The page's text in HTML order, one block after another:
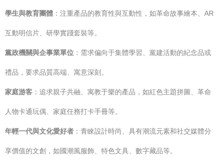
學生與教育團體 ：注重產品的教育性與互動性，如革命故事繪本、AR
互動明信片、研學實踐套裝等。
黨政機關與企事業單位 ：需求偏向于集體學習、黨建活動的紀念品或
禮品，要求品質高端、寓意深刻。
家庭游客 ：追求親子共融、寓教于樂的產品，如紅色主題拼圖、革命
人物卡通玩偶、家庭任務打卡手冊等。
年輕一代與文化愛好者 ：青睞設計時尚、具有潮流元素和社交媒體分
享價值的文創，如國潮風服飾、特色文具、數字藏品等。